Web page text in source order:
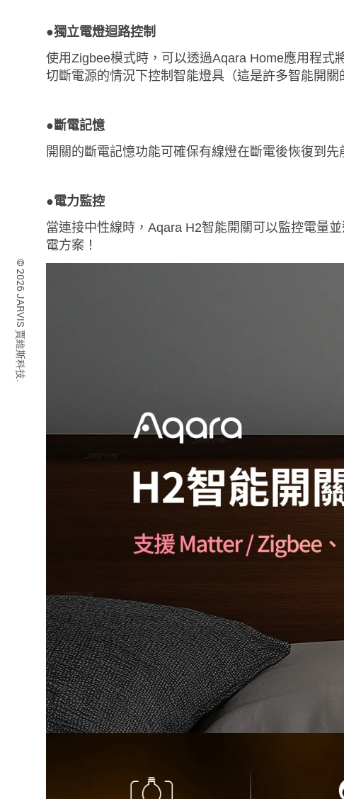
●獨立電燈迴路控制
使用Zigbee模式時，可以透過Aqara Home應用程式
切斷電源的情況下控制智能燈具（這是許多智能開關
● 斷電記憶
開關的斷電記憶功能可確保有線燈在斷電後恢復到
●電力監控
當連接中性線時，Aqara H2智能開關可以監控電量
電方案！
© 2026 JARVIS 賈維斯科技.